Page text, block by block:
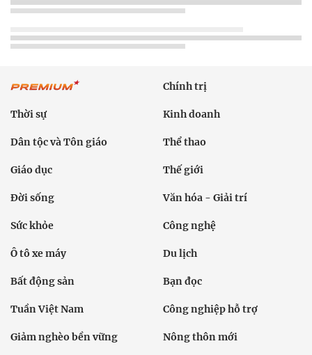
Chính trị
Thời sự Kinh doanh
Dân tộc và Tôn giáo Thể thao
Giáo dục Thế giới
Đời sống Văn hóa - Giải trí
Sức khỏe Công nghệ
Ô tô xe máy Du lịch
Bất động sản Bạn đọc
Tuần Việt Nam Công nghiệp hỗ trợ
Giảm nghèo bền vững Nông thôn mới